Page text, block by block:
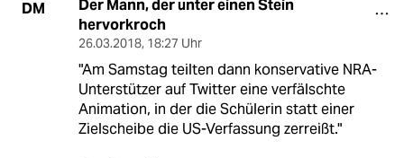
DM
Der Mann, der unter einen Stein
hervorkroch
26.03.2018, 18:27 Uhr
"Am Samstag teilten dann konservative NRA-
Unterstützer auf Twitter eine verfälschte
Animation, in der die Schülerin statt einer
Zielscheibe die US-Verfassung zerreißt."